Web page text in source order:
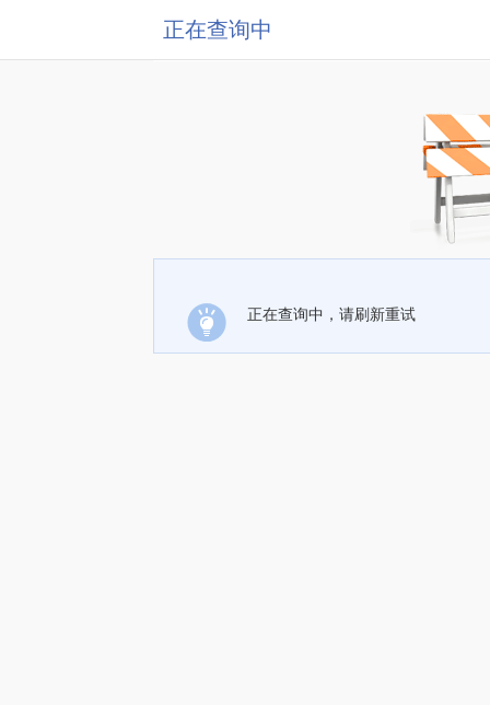
正在查询中
正在查询中，请刷新重试